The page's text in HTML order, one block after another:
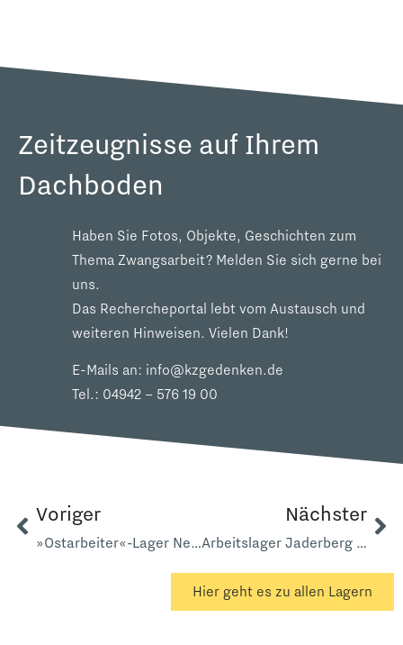
Zeitzeugnisse auf Ihrem
Dachboden
Haben Sie Fotos, Objekte, Geschichten zum
Thema Zwangsarbeit? Melden Sie sich gerne bei
uns.
Das Rechercheportal lebt vom Austausch und
weiteren Hinweisen. Vielen Dank!
E-Mails an: info@kzgedenken.de
Tel.: 04942 – 576 19 00
Voriger
»Ostarbeiter«-Lager Neuer Deich Oestringen
Nächster
Arbeitslager Jaderberg Reichsbahnlager
Hier geht es zu allen Lagern